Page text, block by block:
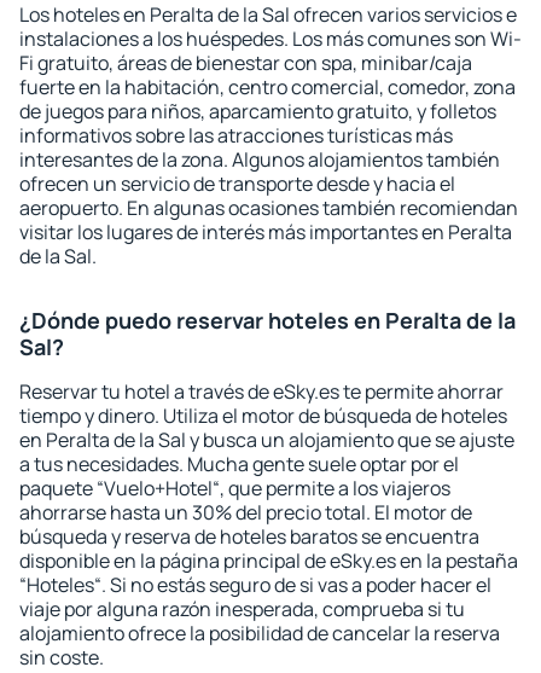
Los hoteles en Peralta de la Sal ofrecen varios servicios e
instalaciones a los huéspedes. Los más comunes son Wi-
Fi gratuito, áreas de bienestar con spa, minibar/caja
fuerte en la habitación, centro comercial, comedor, zona
de juegos para niños, aparcamiento gratuito, y folletos
informativos sobre las atracciones turísticas más
interesantes de la zona. Algunos alojamientos también
ofrecen un servicio de transporte desde y hacia el
aeropuerto. En algunas ocasiones también recomiendan
visitar los lugares de interés más importantes en Peralta
de la Sal.
¿Dónde puedo reservar hoteles en Peralta de la
Sal?
Reservar tu hotel a través de eSky.es te permite ahorrar
tiempo y dinero. Utiliza el motor de búsqueda de hoteles
en Peralta de la Sal y busca un alojamiento que se ajuste
a tus necesidades. Mucha gente suele optar por el
paquete “Vuelo+Hotel“, que permite a los viajeros
ahorrarse hasta un 30% del precio total. El motor de
búsqueda y reserva de hoteles baratos se encuentra
disponible en la página principal de eSky.es en la pestaña
“Hoteles“. Si no estás seguro de si vas a poder hacer el
viaje por alguna razón inesperada, comprueba si tu
alojamiento ofrece la posibilidad de cancelar la reserva
sin coste.